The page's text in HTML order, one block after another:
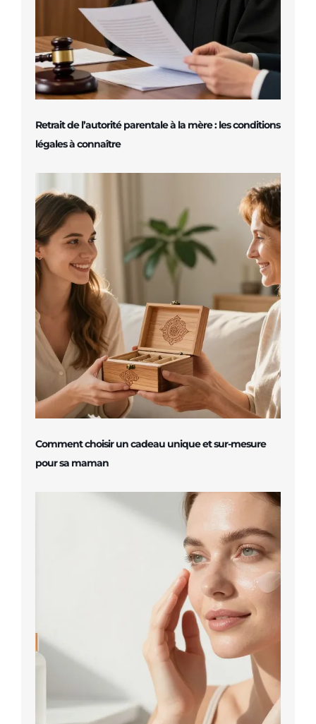
Retrait de l’autorité parentale à la mère : les conditions
légales à connaître
Comment choisir un cadeau unique et sur-mesure
pour sa maman